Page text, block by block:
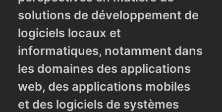
solutions de développement de
logiciels locaux et
informatiques, notamment dans
les domaines des applications
web, des applications mobiles
et des logiciels de systèmes